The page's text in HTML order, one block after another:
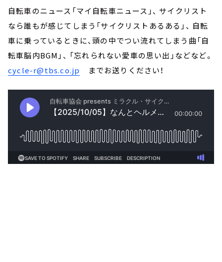
自転車のニュース「マイ自転車ニュース」、 サイクリスト
なら誰もが感じてしまう「サイクリストあるある」、 自転
車に乗っているときに、頭の中でつい流れてしまう曲「自
転車脳内BGM」、 「忘れられない愛車の思い出」などなど。
cycle-r@tbs.co.jp
までお送りください！